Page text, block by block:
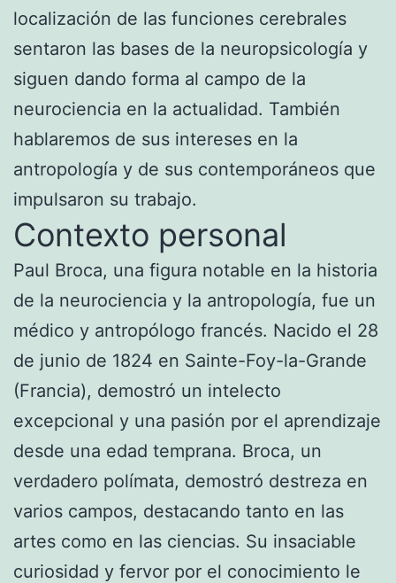
localización de las funciones cerebrales
sentaron las bases de la neuropsicología y
siguen dando forma al campo de la
neurociencia en la actualidad. También
hablaremos de sus intereses en la
antropología y de sus contemporáneos que
impulsaron su trabajo.
Contexto personal
Paul Broca, una figura notable en la historia
de la neurociencia y la antropología, fue un
médico y antropólogo francés. Nacido el 28
de junio de 1824 en Sainte-Foy-la-Grande
(Francia), demostró un intelecto
excepcional y una pasión por el aprendizaje
desde una edad temprana. Broca, un
verdadero polímata, demostró destreza en
varios campos, destacando tanto en las
artes como en las ciencias. Su insaciable
curiosidad y fervor por el conocimiento le